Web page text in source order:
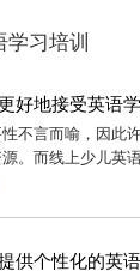
学习培训
好地接受英语
不言而喻，因此
。而线上少儿英
供个性化的英